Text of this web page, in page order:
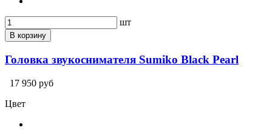
шт
В корзину
Головка звукоснимателя Sumiko Black Pearl
17 950 руб
Цвет